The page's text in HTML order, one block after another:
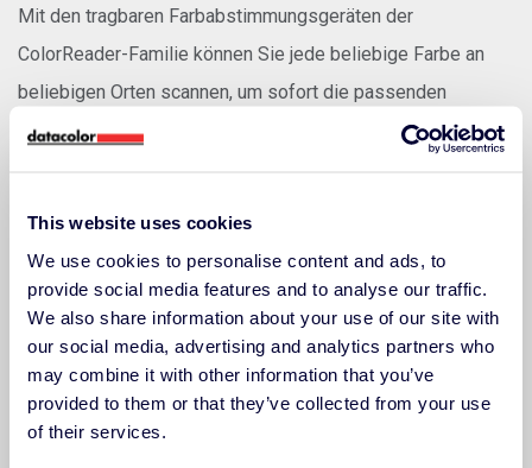
This website uses cookies
We use cookies to personalise content and ads, to
provide social media features and to analyse our traffic.
We also share information about your use of our site with
our social media, advertising and analytics partners who
may combine it with other information that you’ve
provided to them or that they’ve collected from your use
of their services.
Mit den tragbaren Farbabstimmungsgeräten der
ColorReader-Familie können Sie jede beliebige Farbe an
beliebigen Orten scannen, um sofort die passenden
Farbtöne der führenden Farbmarken zu finden.
Anwendungsbeispiele
Farbinspiration
Grafikdesigner & Fotografen
Textilien
Innenarchitekten & Dekorateure
Heimwerker (DIY)